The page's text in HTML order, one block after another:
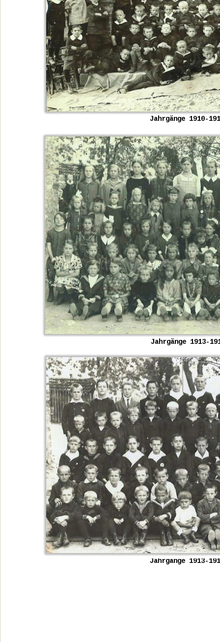
Jahrgänge 1910-
Jahrgänge 1913-
Jahrgänge 1913-